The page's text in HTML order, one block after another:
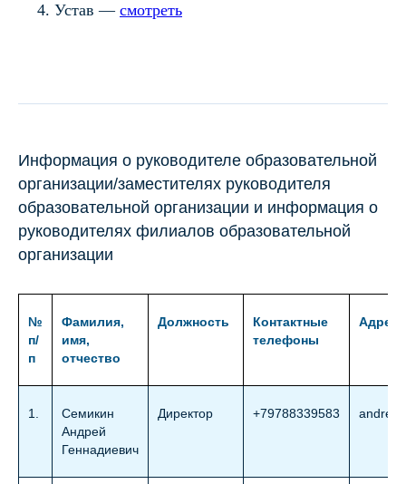
Устав — смотреть
Информация о руководителе образовательной
организации/заместителях руководителя
образовательной организации и информация о
руководителях филиалов образовательной
организации
№
п/
п
Фамилия,
имя,
отчество
Должность
Контактные
телефоны
1.
Семикин
Андрей
Геннадиевич
Директор +79788339583